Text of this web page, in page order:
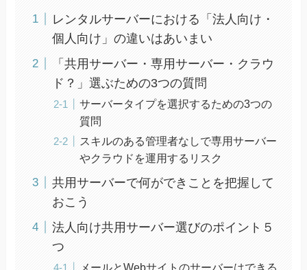
レンタルサーバーにおける「法人向け・
個人向け」の違いはあいまい
「共用サーバー・専用サーバー・クラウ
ド？」選ぶための3つの質問
サーバータイプを選択するための3つの
質問
スキルのある管理者なしで専用サーバー
やクラウドを運用するリスク
共用サーバーで何ができことを把握して
おこう
法人向け共用サーバー選びのポイント５
つ
メールとWebサイトのサーバーはできる